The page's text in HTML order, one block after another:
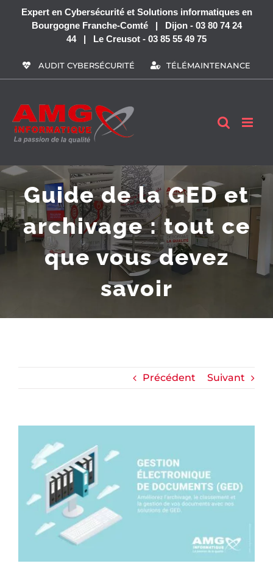
Passer
contenu
Expert en Cybersécurité et Solutions informatiques en
Bourgogne Franche-Comté | Dijon - 03 80 74 24
44 | Le Creusot - 03 85 55 49 75
AUDIT CYBERSÉCURITÉ TÉLÉMAINTENANCE
Guide de la GED et
archivage : tout ce
que vous devez
savoir
Précédent Suivant
l'image
agrandie